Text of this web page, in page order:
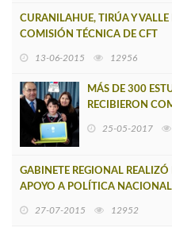
CURANILAHUE, TIRÚA Y
COMISIÓN TÉCNICA DE CFT
13-06-2015 12956
MÁS DE 300
RECIBIERON
25-05-2017
GABINETE REGIONAL REALIZÓ
APOYO A POLÍTICA
27-07-2015 12952